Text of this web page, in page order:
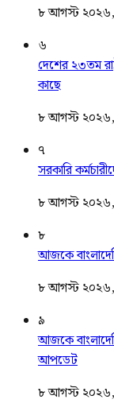
৮ আগস্ট
৬
দেশের ২৩তম
কাছে
৮ আগস্ট
৭
সরকারি
৮ আগস্ট
৮
আজকে
৮ আগস্ট
৯
আজকে
আপডেট
৮ আগস্ট